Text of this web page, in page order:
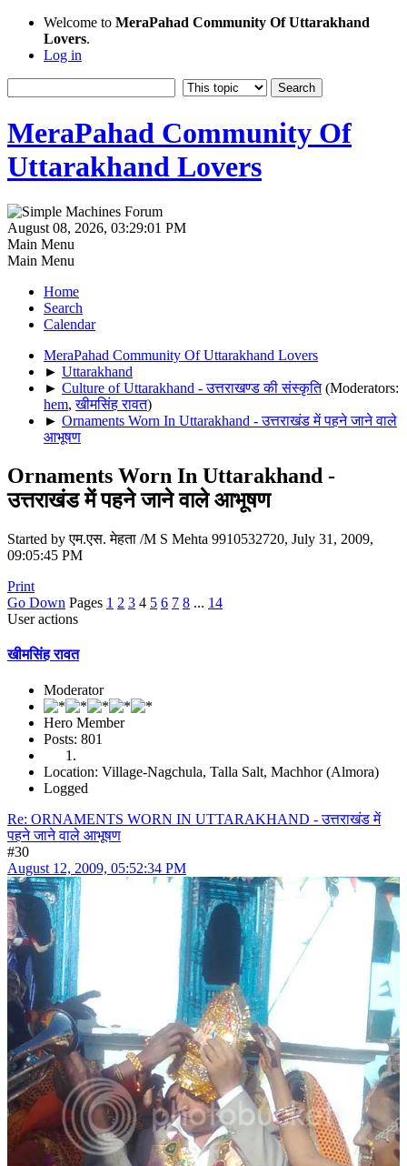
Welcome to MeraPahad Community Of Uttarakhand
Lovers.
Log in
MeraPahad Community Of
Uttarakhand Lovers
August 08, 2026, 03:29:01 PM
Main Menu
Main Menu
Home
Search
Calendar
MeraPahad Community Of Uttarakhand Lovers
► Uttarakhand
► Culture of Uttarakhand - उत्तराखण्ड की संस्कृति (Moderators:
hem,खीमसिंह रावत)
► Ornaments Worn In Uttarakhand - उत्तराखंड में पहने जाने वाले
आभूषण
Ornaments Worn In Uttarakhand -
उत्तराखंड में पहने जाने वाले आभूषण
Started by एम.एस. मेहता /M S Mehta 9910532720, July 31, 2009,
09:05:45 PM
Print
Go Down Pages 1 2 3 4 5 6 7 8 ... 14
User actions
खीमसिंह रावत
Moderator
Hero Member
Posts: 801
Location: Village-Nagchula, Talla Salt, Machhor (Almora)
Logged
Re: ORNAMENTS WORN IN UTTARAKHAND - उत्तराखंड में
पहने जाने वाले आभूषण
#30
August 12, 2009, 05:52:34 PM